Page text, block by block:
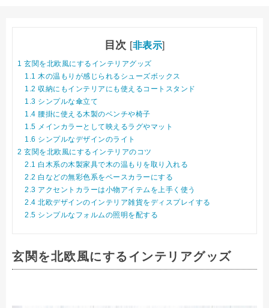
目次 [非表示]
1 玄関を北欧風にするインテリアグッズ
1.1 木の温もりが感じられるシューズボックス
1.2 収納にもインテリアにも使えるコートスタンド
1.3 シンプルな傘立て
1.4 腰掛に使える木製のベンチや椅子
1.5 メインカラーとして映えるラグやマット
1.6 シンプルなデザインのライト
2 玄関を北欧風にするインテリアのコツ
2.1 白木系の木製家具で木の温もりを取り入れる
2.2 白などの無彩色系をベースカラーにする
2.3 アクセントカラーは小物アイテムを上手く使う
2.4 北欧デザインのインテリア雑貨をディスプレイする
2.5 シンプルなフォルムの照明を配する
玄関を北欧風にするインテリアグッズ